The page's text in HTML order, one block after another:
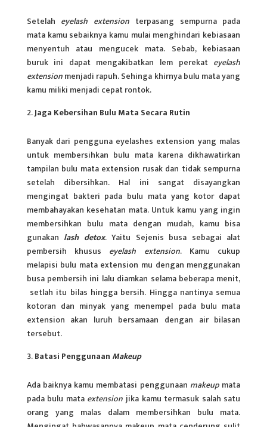
Setelah eyelash extension terpasang sempurna pada
mata kamu sebaiknya kamu mulai menghindari kebiasaan
menyentuh atau mengucek mata. Sebab, kebiasaan
buruk ini dapat mengakibatkan lem perekat eyelash
extensionmenjadi rapuh. Sehinga khirnya bulu mata yang
kamu miliki menjadi cepat rontok.
Jaga Kebersihan Bulu Mata Secara Rutin
Banyak dari pengguna eyelashes extension yang malas
untuk membersihkan bulu mata karena dikhawatirkan
tampilan bulu mata extension rusak dan tidak sempurna
setelah dibersihkan. Hal ini sangat disayangkan
mengingat bakteri pada bulu mata yang kotor dapat
membahayakan kesehatan mata. Untuk kamu yang ingin
membersihkan bulu mata dengan mudah, kamu bisa
gunakan lash detox. Yaitu Sejenis busa sebagai alat
pembersih khusus eyelash extension. Kamu cukup
melapisi bulu mata extension mu dengan menggunakan
busa pembersih ini lalu diamkan selama beberapa menit,
setlah itu bilas hingga bersih. Hingga nantinya semua
kotoran dan minyak yang menempel pada bulu mata
extension akan luruh bersamaan dengan air bilasan
tersebut.
Batasi Penggunaan Makeup
Ada baiknya kamu membatasi penggunaan makeupmata
pada bulu mata extension jika kamu termasuk salah satu
orang yang malas dalam membersihkan bulu mata.